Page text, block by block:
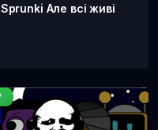
Sprunki Але всі живі